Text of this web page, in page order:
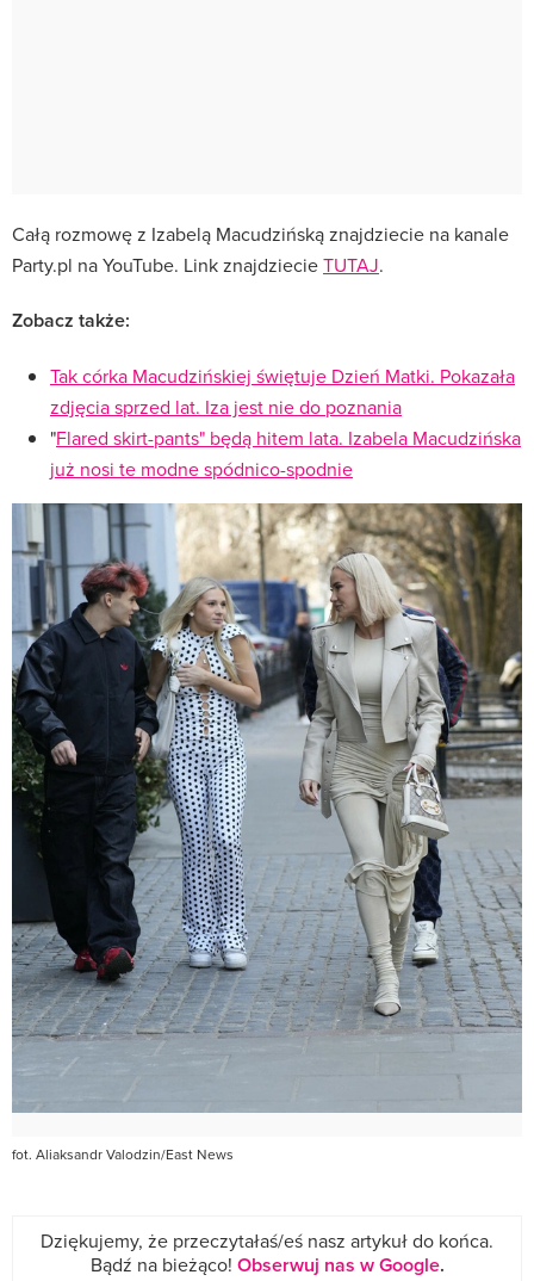
Całą rozmowę z Izabelą Macudzińską znajdziecie na kanale
Party.pl na YouTube. Link znajdziecieTUTAJ.
Zobacz także:
Tak córka Macudzińskiej świętuje Dzień Matki. Pokazała
zdjęcia sprzed lat. Iza jest nie do poznania
"Flared skirt-pants" będą hitem lata. Izabela Macudzińska
już nosi te modne spódnico-spodnie
fot. Aliaksandr Valodzin/East News
Dziękujemy, że przeczytałaś/eś nasz artykuł do końca.
Bądź na bieżąco! Obserwuj nas w Google.